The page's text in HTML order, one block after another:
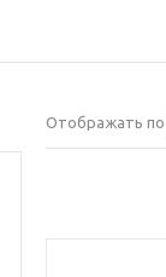
Отображать по